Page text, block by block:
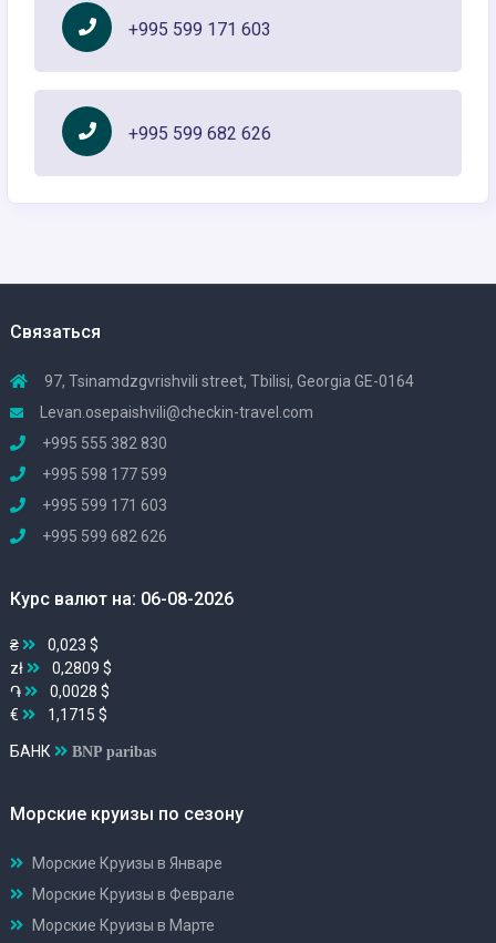
+995 599 171 603
+995 599 682 626
Связаться
97, Tsinamdzgvrishvili street, Tbilisi, Georgia GE-0164
Levan.osepaishvili@checkin-travel.com
+995 555 382 830
+995 598 177 599
+995 599 171 603
+995 599 682 626
Курс валют на: 06-08-2026
₴
0,023 $
zł
0,2809 $
֏
0,0028 $
€
1,1715 $
БАНК BNP paribas
Морские круизы по сезону
Морские Круизы в Январе
Морские Круизы в Феврале
Морские Круизы в Марте